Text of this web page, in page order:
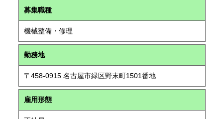
募集職種
機械整備・修理
勤務地
〒458-0915 名古屋市緑区野末町1501番地
雇用形態